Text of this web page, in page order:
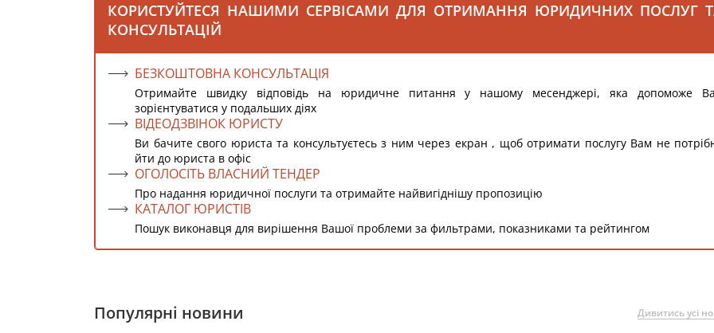
КОРИСТУЙТЕСЯ НАШИМИ СЕРВІСАМИ ДЛЯ ОТРИМАННЯ ЮРИДИЧНИХ ПОСЛУГ
КОНСУЛЬТАЦІЙ
БЕЗКОШТОВНА КОНСУЛЬТАЦІЯ
Отримайте швидку відповідь на юридичне питання у нашому месенджері, яка допоможе
зорієнтуватися у подальших діях
ВІДЕОДЗВІНОК ЮРИСТУ
Ви бачите свого юриста та консультуєтесь з ним через екран , щоб отримати послугу Вам не
йти до юриста в офіс
ОГОЛОСІТЬ ВЛАСНИЙ ТЕНДЕР
Про надання юридичної послуги та отримайте найвигіднішу пропозицію
КАТАЛОГ ЮРИСТІВ
Пошук виконавця для вирішення Вашої проблеми за фильтрами, показниками та рейтингом
Популярні новини Дивитись усі